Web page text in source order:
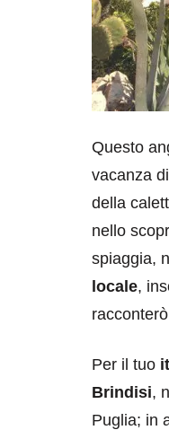
Questo
vacanza
della
nello
spiaggia,
locale,
Per il tuo
Brindisi,
Puglia; in